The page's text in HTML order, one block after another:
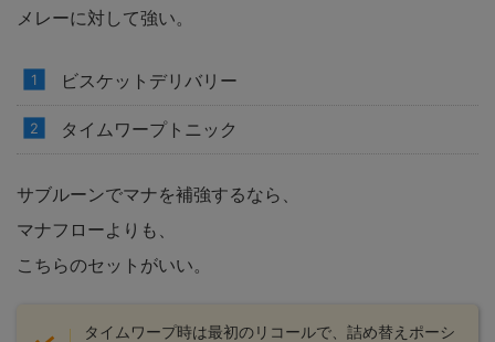
メレーに対して強い。
ビスケットデリバリー
タイムワープトニック
サブルーンでマナを補強するなら、
マナフローよりも、
こちらのセットがいい。
タイムワープ時は最初のリコールで、詰め替えポーシ